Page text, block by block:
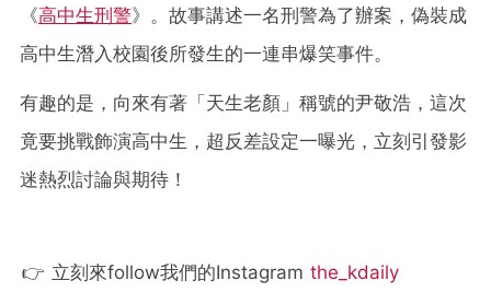
《高中生刑警》。故事講述一名刑警為了辦案，偽裝成
高中生潛入校園後所發生的一連串爆笑事件。
有趣的是，向來有著「天生老顏」稱號的尹敬浩，這次
竟要挑戰飾演高中生，超反差設定一曝光，立刻引發影
迷熱烈討論與期待！
👉 立刻來follow我們的Instagram the_kdaily